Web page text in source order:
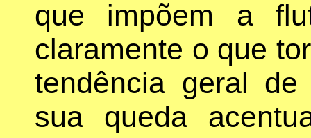
que impõem a
claramente o que
tendência geral
sua queda